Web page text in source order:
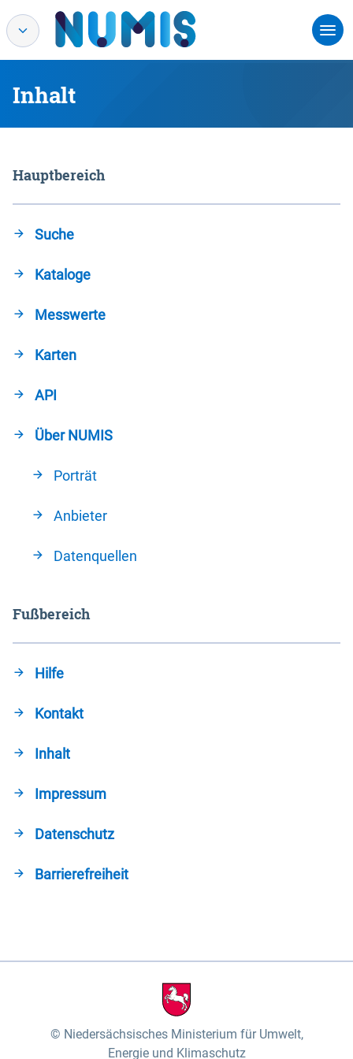
Inhalt
Hauptbereich
Suche
Kataloge
Messwerte
Karten
API
Über NUMIS
Porträt
Anbieter
Datenquellen
Fußbereich
Hilfe
Kontakt
Inhalt
Impressum
Datenschutz
Barrierefreiheit
Niedersächsisches Ministerium für Umwelt,
Energie und Klimaschutz